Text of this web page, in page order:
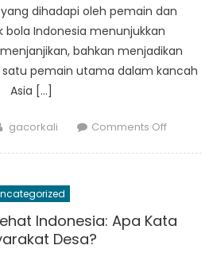
dihadapi oleh pemain dan
bola Indonesia menunjukkan
bahkan menjadikan
satu pemain utama dalam kancah
Asia […]
Author
gacorkali Comments Offon
Indonesia: Apa Kata
Desa?